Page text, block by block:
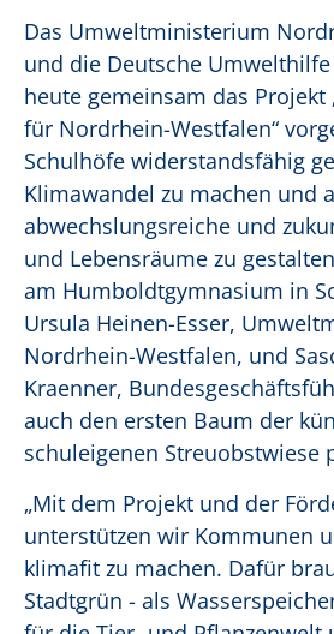
Das Umweltministerium
und die Deutsche Umwelthilfe
heute gemeinsam das Projekt
für Nordrhein-Westfalen“
Schulhöfe widerstandsfähig
Klimawandel zu machen und
abwechslungsreiche und
und Lebensräume zu
am Humboldtgymnasium in
Ursula Heinen-Esser,
Nordrhein-Westfalen, und
Kraenner,
auch den ersten Baum der
schuleigenen Streuobstwiese
„Mit dem Projekt und der
unterstützen wir Kommunen
klimafit zu machen. Dafür
Stadtgrün - als